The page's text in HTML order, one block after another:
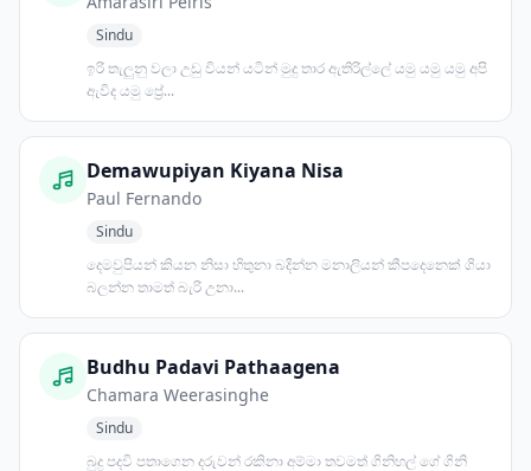
Sindu
ඉරි තැලුනු වලා උඩු වියන් යටින් මුදු තාර ඇතිරිල්ලේ යමු යමු යමු අපි
ඇවිද යමු ප්‍රේ...
Demawupiyan Kiyana Nisa
Paul Fernando
Sindu
දෙමවුපියන් කියන නිසා හිතුනා බදින්න මනාලියන් කීපදෙනෙක් ගියා
බලන්න තාමත් බැරි උනා...
Budhu Padavi Pathaagena
Chamara Weerasinghe
Sindu
බුදු පදවි පතාගෙන දරුවන් රකිනා අම්මා තවමත් ගිනිහල් ගේ ගිනි